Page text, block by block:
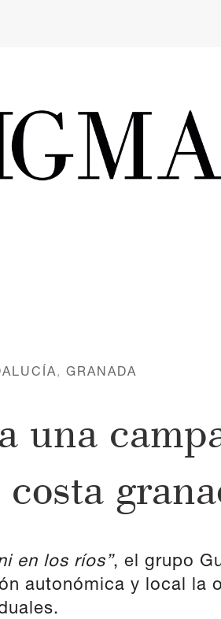
, GRANADA
una
en los ríos”, el grupo
autonómica y local la